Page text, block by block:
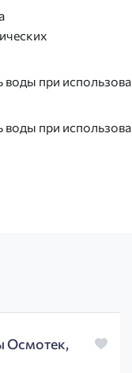
воды при
воды при
Осмотек,